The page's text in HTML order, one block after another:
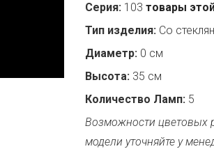
Серия: 103 товары
Тип изделия: Со
Диаметр: 0 см
Высота: 35 см
Количество Ламп: 5
Возможности цветовых
модели уточняйте у